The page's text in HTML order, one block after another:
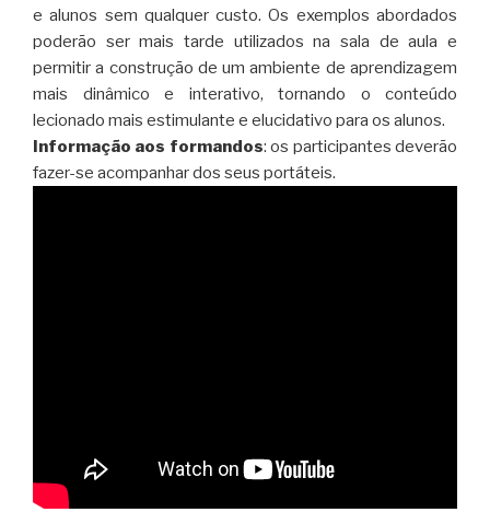
e alunos sem qualquer custo. Os exemplos abordados
poderão ser mais tarde utilizados na sala de aula e
permitir a construção de um ambiente de aprendizagem
mais dinâmico e interativo, tornando o conteúdo
lecionado mais estimulante e elucidativo para os alunos.
Informação aos formandos: os participantes deverão
fazer-se acompanhar dos seus portáteis.